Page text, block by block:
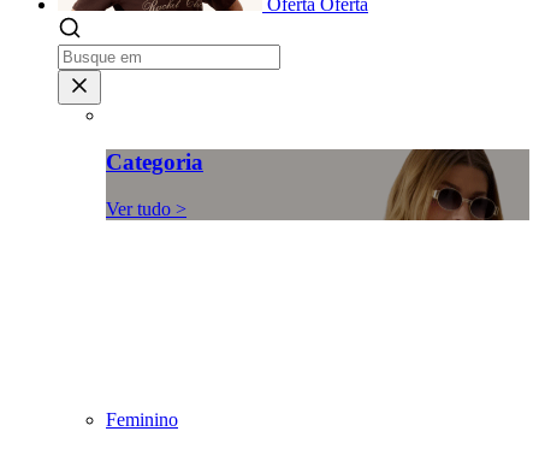
Oferta Oferta
Categoria
Ver tudo >
Feminino